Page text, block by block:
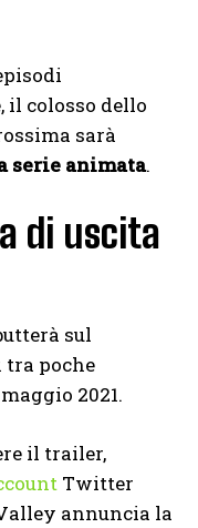
il colosso dello
sarà
serie animata.
di uscita
sul
poche
2021.
il trailer,
Twitter
annuncia la